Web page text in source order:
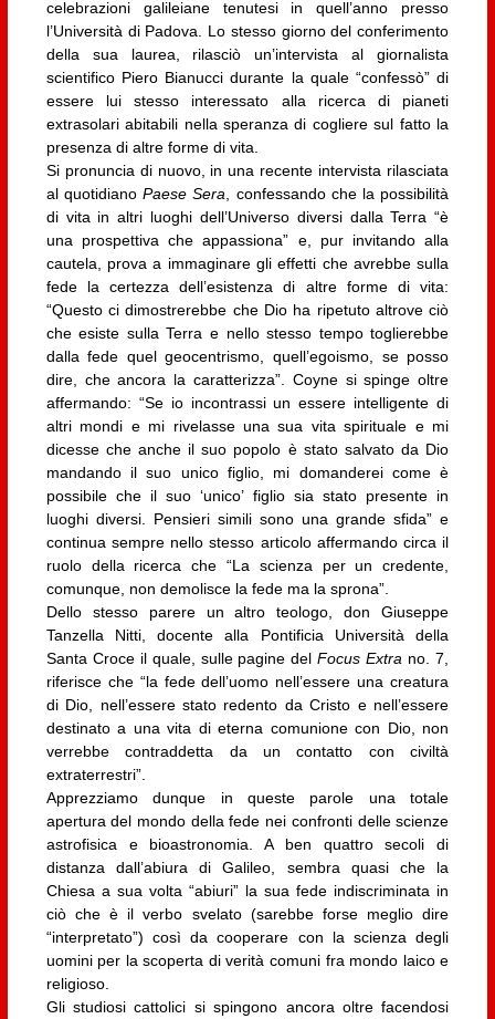
celebrazioni galileiane tenutesi in quell’anno presso
l’Università di Padova. Lo stesso giorno del conferimento
della sua laurea, rilasciò un’intervista al giornalista
scientifico Piero Bianucci durante la quale “confessò” di
essere lui stesso interessato alla ricerca di pianeti
extrasolari abitabili nella speranza di cogliere sul fatto la
presenza di altre forme di vita.
Si pronuncia di nuovo, in una recente intervista rilasciata
al quotidianoPaese Sera , confessando che la possibilità
di vita in altri luoghi dell’Universo diversi dalla Terra “è
una prospettiva che appassiona” e, pur invitando alla
cautela, prova a immaginare gli effetti che avrebbe sulla
fede la certezza dell’esistenza di altre forme di vita:
“Questo ci dimostrerebbe che Dio ha ripetuto altrove ciò
che esiste sulla Terra e nello stesso tempo toglierebbe
dalla fede quel geocentrismo, quell’egoismo, se posso
dire, che ancora la caratterizza”. Coyne si spinge oltre
affermando: “Se io incontrassi un essere intelligente di
altri mondi e mi rivelasse una sua vita spirituale e mi
dicesse che anche il suo popolo è stato salvato da Dio
mandando il suo unico figlio, mi domanderei come è
possibile che il suo ‘unico’ figlio sia stato presente in
luoghi diversi. Pensieri simili sono una grande sfida” e
continua sempre nello stesso articolo affermando circa il
ruolo della ricerca che “La scienza per un credente,
comunque, non demolisce la fede ma la sprona”.
Dello stesso parere un altro teologo, don Giuseppe
Tanzella Nitti, docente alla Pontificia Università della
Santa Croce il quale, sulle pagine delFocus Extra no. 7,
riferisce che “la fede dell’uomo nell’essere una creatura
di Dio, nell’essere stato redento da Cristo e nell’essere
destinato a una vita di eterna comunione con Dio, non
verrebbe contraddetta da un contatto con civiltà
extraterrestri”.
Apprezziamo dunque in queste parole una totale
apertura del mondo della fede nei confronti delle scienze
astrofisica e bioastronomia. A ben quattro secoli di
distanza dall’abiura di Galileo, sembra quasi che la
Chiesa a sua volta “abiuri” la sua fede indiscriminata in
ciò che è il verbo svelato (sarebbe forse meglio dire
“interpretato”) così da cooperare con la scienza degli
uomini per la scoperta di verità comuni fra mondo laico e
religioso.
Gli studiosi cattolici si spingono ancora oltre facendosi